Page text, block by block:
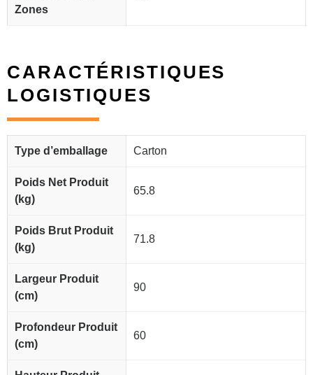
Zones
CARACTÉRISTIQUES
LOGISTIQUES
Type d’emballage Carton
Poids Net Produit
(kg)
65.8
Poids Brut Produit
(kg)
71.8
Largeur Produit
(cm)
90
Profondeur Produit
(cm)
60